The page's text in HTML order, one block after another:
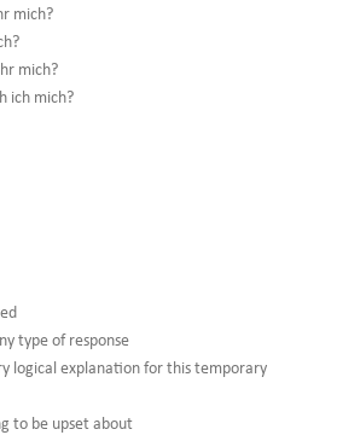
mich?
mich?
ich mich?
type of response
logical explanation for this temporary
to be upset about